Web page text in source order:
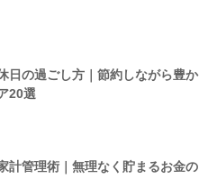
日の過ごし方｜節約しながら豊か
20選
計管理術｜無理なく貯まるお金の